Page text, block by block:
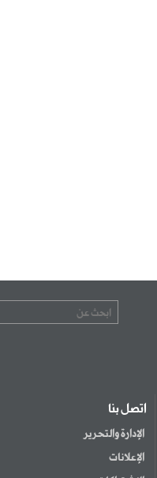
اتصل بنا
الإدارة والتحرير
الإعلانات